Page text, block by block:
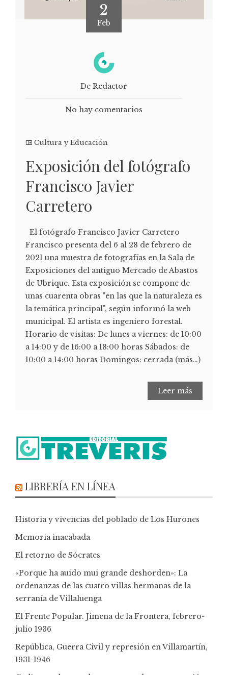
2
Feb
De Redactor
No hay comentarios
Cultura y Educación
Exposición del fotógrafo
Francisco Javier
Carretero
El fotógrafo Francisco Javier Carretero
Francisco presenta del 6 al 28 de febrero de
2021 una muestra de fotografías en la Sala de
Exposiciones del antiguo Mercado de Abastos
de Ubrique. Esta exposición se compone de
unas cuarenta obras "en las que la naturaleza es
la temática principal", según informó la web
municipal. El artista es ingeniero forestal.
Horario de visitas: De lunes a viernes: de 10:00
a 14:00 y de 16:00 a 18:00 horas Sábados: de
10:00 a 14:00 horas Domingos: cerrada (más…)
Leer más
LIBRERÍA EN LÍNEA
Historia y vivencias del poblado de Los Hurones
Memoria inacabada
El retorno de Sócrates
«Porque ha auido mui grande deshorden»: La
ordenanzas de las cuatro villas hermanas de la
serranía de Villaluenga
El Frente Popular. Jimena de la Frontera, febrero-
julio 1936
República, Guerra Civil y represión en Villamartín,
1931-1946